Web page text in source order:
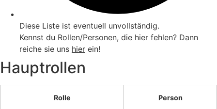
Diese Liste ist eventuell unvollständig.
Kennst du Rollen/Personen, die hier fehlen? Dann
reiche sie uns hier ein!
Hauptrollen
Rolle Person